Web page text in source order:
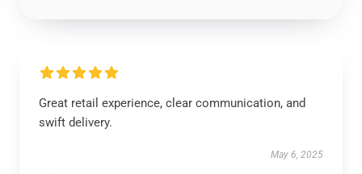
Great retail experience, clear communication, and
swift delivery.
May 6, 2025